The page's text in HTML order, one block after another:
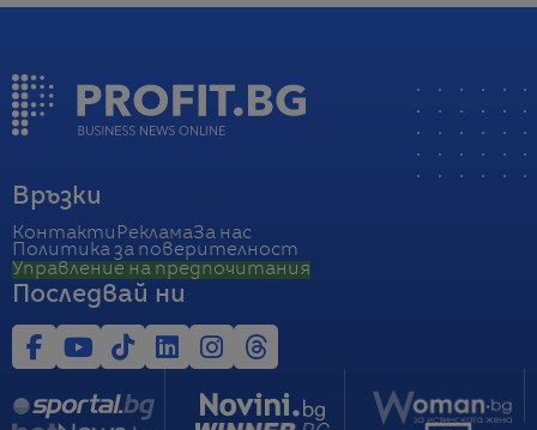
Връзки
Контакти РекламаЗа нас
Политика за поверителност
Управление на предпочитания
Последвай ни